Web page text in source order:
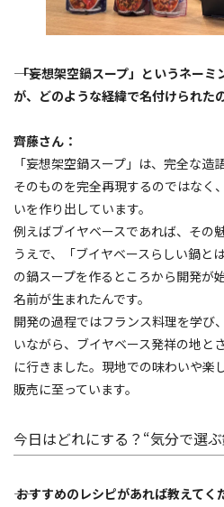
―― 「妄想架空鍋スープ」というネー
が、どのような経緯で名付けられた
齊藤さん：
「妄想架空鍋スープ」は、完全な造
そのものを完全再現するのではなく
いを作り出しています。
例えばブイヤベースであれば、その
うえで、「ブイヤベースらしい鍋と
の鍋スープを作るところから開発が
名前が生まれたんです。
開発の過程ではフランス料理を学び
いながら、ブイヤベース発祥の地と
に行きました。現地での味わいや楽
販売に至っています。
今日はどれにする？“気分で選
―― おすすめのレシピがあれば教えてく